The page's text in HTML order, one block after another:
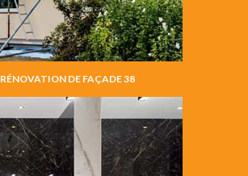
RÉNOVATION DE FAÇADE 38